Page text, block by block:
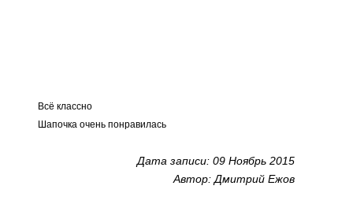
Всё классно
Шапочка очень понравилась
Дата записи: 09 Ноябрь 2015
Автор: Дмитрий Ежов